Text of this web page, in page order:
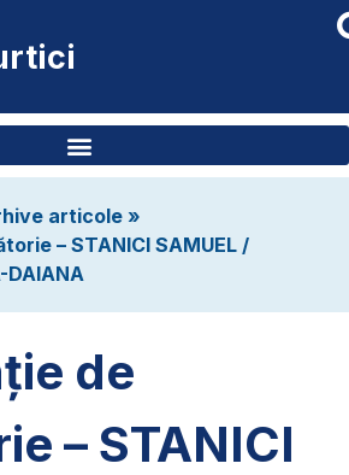
articole »
– STANICI SAMUEL /
DAIANA
de
– STANICI